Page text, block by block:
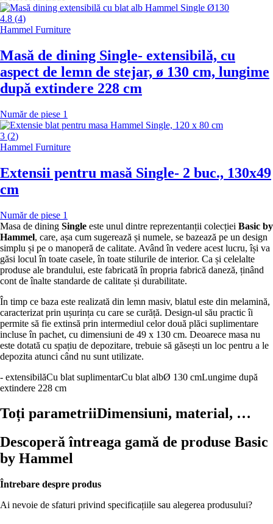
4.8 (4)
Hammel Furniture
Masă de dining Single- extensibilă, cu
aspect de lemn de stejar, ø 130 cm, lungime
după extindere 228 cm
Număr de piese 1
3 (2)
Hammel Furniture
Extensii pentru masă Single- 2 buc., 130x49
cm
Număr de piese 1
Masa de dining Single este unul dintre reprezentanții colecției Basic by
Hammel, care, așa cum sugerează și numele, se bazează pe un design
simplu și pe o manoperă de calitate. Având în vedere acest lucru, își va
găsi locul în toate casele, în toate stilurile de interior. Ca și celelalte
produse ale brandului, este fabricată în propria fabrică daneză, ținând
cont de înalte standarde de calitate și durabilitate.
În timp ce baza este realizată din lemn masiv, blatul este din melamină,
caracterizat prin ușurința cu care se curăță. Design-ul său practic îi
permite să fie extinsă prin intermediul celor două plăci suplimentare
incluse în pachet, cu dimensiuni de 49 x 130 cm. Deoarece masa nu
este dotată cu spațiu de depozitare, trebuie să găsești un loc pentru a le
depozita atunci când nu sunt utilizate.
- extensibilăCu blat suplimentarCu blat albØ 130 cmLungime după
extindere 228 cm
Toți parametriiDimensiuni, material, …
Descoperă întreaga gamă de produse Basic
by Hammel
Întrebare despre produs
Ai nevoie de sfaturi privind specificațiile sau alegerea produsului?